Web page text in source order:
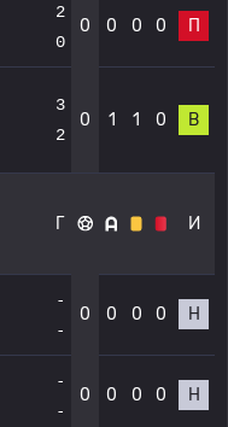
2
0
0 0 0 0 П
3
2
0 1 1 0 В
Г И
-
-
0 0 0 0 Н
-
-
0 0 0 0 Н